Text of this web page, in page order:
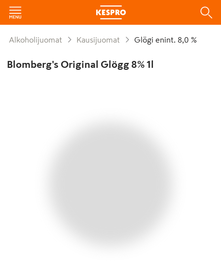
Alkoholijuomat Kausijuomat Glögi enint. 8,0 %
Blomberg's Original Glögg 8% 1l